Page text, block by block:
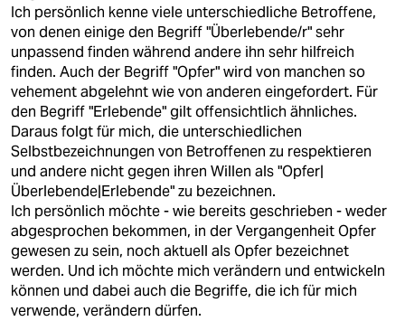
Ich persönlich kenne viele unterschiedliche Betroffene,
von denen einige den Begriff "Überlebende/r" sehr
unpassend finden während andere ihn sehr hilfreich
finden. Auch der Begriff "Opfer" wird von manchen so
vehement abgelehnt wie von anderen eingefordert. Für
den Begriff "Erlebende" gilt offensichtlich ähnliches.
Daraus folgt für mich, die unterschiedlichen
Selbstbezeichnungen von Betroffenen zu respektieren
und andere nicht gegen ihren Willen als "Opfer|
Überlebende|Erlebende" zu bezeichnen.
Ich persönlich möchte - wie bereits geschrieben - weder
abgesprochen bekommen, in der Vergangenheit Opfer
gewesen zu sein, noch aktuell als Opfer bezeichnet
werden. Und ich möchte mich verändern und entwickeln
können und dabei auch die Begriffe, die ich für mich
verwende, verändern dürfen.